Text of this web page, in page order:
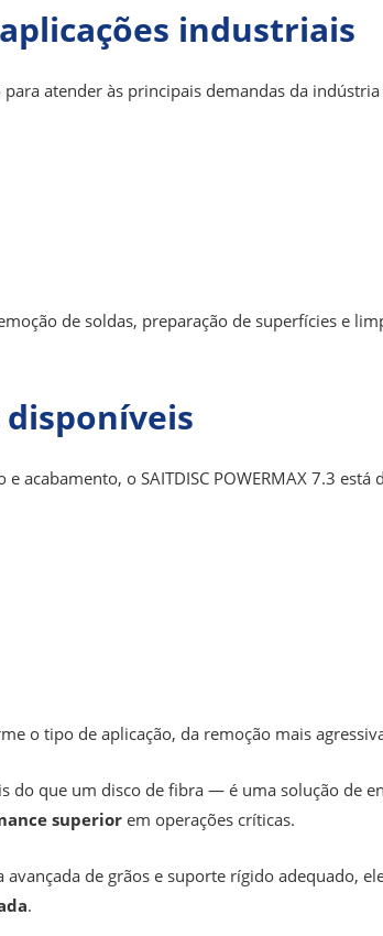
industriais
atender às principais demandas da
de soldas, preparação de superfícies e
disponíveis
acabamento, o SAITDISC POWERMAX 7.3 está
o tipo de aplicação, da remoção mais
do que um disco de fibra — é uma solução de
superior em operações críticas.
de grãos e suporte rígido adequado,
.